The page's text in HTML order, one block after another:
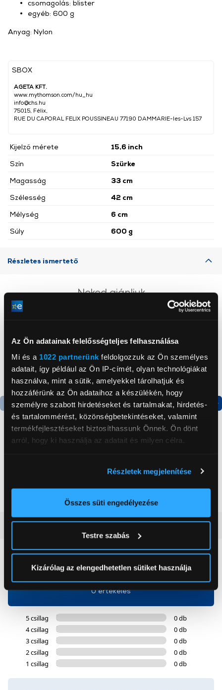
Az Ön adatainak felelősségteljes felhasználása
Mi és a 1022 partnerünk feldolgozzuk az Ön személyes
adatait, így például az Ön IP-címét, olyan technológiákat
használva, mint a sütik, amelyekkel tárolhatjuk és
hozzáférünk az Ön adataihoz a készülékén, hogy
személyre szabott hirdetéseket és tartalmakat, hirdetés-
és tartalommérést, közönségbetekintéseket, valamint
termékfejlesztéseket biztosíthassunk Önnek. Ön dönt
arról, hogy ki használja az adatait és milyen célra.
elhelyezkedéséről pár méteres pontossággal
Az Ön készülékén beazonosítása annak konkrét
módjairól és adja meg preferenciáit aRészletek
pontban. Bármikor módosíthatja vagy visszavonhatja a
Sütinyilatkozathoz való hozzájárulását.
szolgáltatásaink biztosításához szükségesek. Az oldal
használatával Ön elfogadja a cookie-k használatát.
További információk:ÁSZFésAdatvédelem
Részletek megjelenítése
Összes süti engedélyezése
Testre szabás
Kizárólag az elengedhetetlen sütiket használja
SBOX
AGETA KFT.
www.mythomson.com/hu_hu
info@chs.hu
75015, Félix,
RUE DU CAPORAL FELIX POUSSINEAU 77190 DAMMARIE-les-Lvs 157
Kijelző mérete
15,6 inch
Szín
Szürke
Magasság
33 cm
Szélesség
42 cm
Mélység
6 cm
Súly
600 g
csomagolás: blister
egyéb: 600 g
Anyag: Nylon
Részletes ismertető
Neked ajánljuk
Termék adatlap Termék adatlap
kombinált hűtőszekrény
Vásárlói vélemények(0)
0
0 értékelés
5 csillag
0 db
4 csillag
0 db
3 csillag
0 db
2 csillag
0 db
1 csillag
0 db